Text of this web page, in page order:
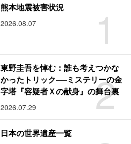
1
熊本地震被害状況
2026.08.07
2
東野圭吾を悼む：誰も考えつかな
かったトリック──ミステリーの金
字塔『容疑者Ｘの献身』の舞台裏
2026.07.29
日本の世界遺産一覧